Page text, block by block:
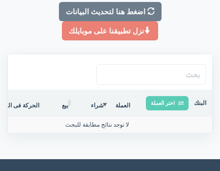
اضغط هنا لتحديث البيانات
نزل تطبيقنا على موبايلك
البنك اختر العملة العملة شراء بيع الحركة فى
لا توجد نتائج مطابقة للبحث